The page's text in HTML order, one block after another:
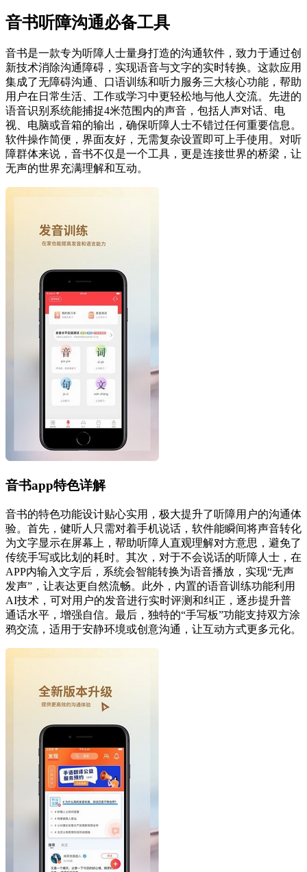
音书听障沟通必备工具
音书是一款专为听障人士量身打造的沟通软件，致力于通过创
新技术消除沟通障碍，实现语音与文字的实时转换。这款应用
集成了无障碍沟通、口语训练和听力服务三大核心功能，帮助
用户在日常生活、工作或学习中更轻松地与他人交流。先进的
语音识别系统能捕捉4米范围内的声音，包括人声对话、电
视、电脑或音箱的输出，确保听障人士不错过任何重要信息。
软件操作简便，界面友好，无需复杂设置即可上手使用。对听
障群体来说，音书不仅是一个工具，更是连接世界的桥梁，让
无声的世界充满理解和互动。
音书app特色详解
音书的特色功能设计贴心实用，极大提升了听障用户的沟通体
验。首先，健听人只需对着手机说话，软件能瞬间将声音转化
为文字显示在屏幕上，帮助听障人直观理解对方意思，避免了
传统手写或比划的耗时。其次，对于不会说话的听障人士，在
APP内输入文字后，系统会智能转换为语音播放，实现“无声
发声”，让表达更自然流畅。此外，内置的语音训练功能利用
AI技术，可对用户的发音进行实时评测和纠正，逐步提升普
通话水平，增强自信。最后，独特的“手写板”功能支持双方涂
鸦交流，适用于安静环境或创意沟通，让互动方式更多元化。